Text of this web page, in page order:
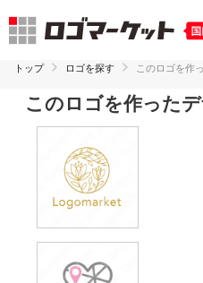
トップ ロゴを探す このロゴを作
このロゴを作った